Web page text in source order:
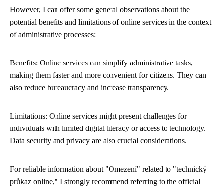
However, I can offer some general observations about the
potential benefits and limitations of online services in the context
of administrative processes:
Benefits: Online services can simplify administrative tasks,
making them faster and more convenient for citizens. They can
also reduce bureaucracy and increase transparency.
Limitations: Online services might present challenges for
individuals with limited digital literacy or access to technology.
Data security and privacy are also crucial considerations.
For reliable information about "Omezení" related to "technický
průkaz online," I strongly recommend referring to the official